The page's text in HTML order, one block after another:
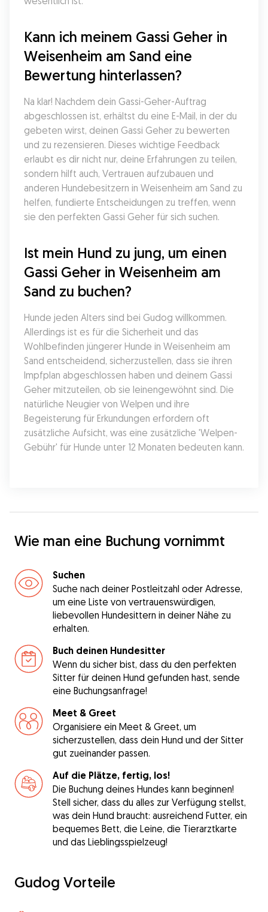
Kann ich meinem Gassi Geher in
Weisenheim am Sand eine
Bewertung hinterlassen?
Na klar! Nachdem dein Gassi-Geher-Auftrag
abgeschlossen ist, erhältst du eine E-Mail, in der du
gebeten wirst, deinen Gassi Geher zu bewerten
und zu rezensieren. Dieses wichtige Feedback
erlaubt es dir nicht nur, deine Erfahrungen zu teilen,
sondern hilft auch, Vertrauen aufzubauen und
anderen Hundebesitzern in Weisenheim am Sand zu
helfen, fundierte Entscheidungen zu treffen, wenn
sie den perfekten Gassi Geher für sich suchen.
Ist mein Hund zu jung, um einen
Gassi Geher in Weisenheim am
Sand zu buchen?
Hunde jeden Alters sind bei Gudog willkommen.
Allerdings ist es für die Sicherheit und das
Wohlbefinden jüngerer Hunde in Weisenheim am
Sand entscheidend, sicherzustellen, dass sie ihren
Impfplan abgeschlossen haben und deinem Gassi
Geher mitzuteilen, ob sie leinengewöhnt sind. Die
natürliche Neugier von Welpen und ihre
Begeisterung für Erkundungen erfordern oft
zusätzliche Aufsicht, was eine zusätzliche 'Welpen-
Gebühr' für Hunde unter 12 Monaten bedeuten kann.
Wie man eine Buchung vornimmt
Suchen
Suche nach deiner Postleitzahl oder Adresse,
um eine Liste von vertrauenswürdigen,
liebevollen Hundesittern in deiner Nähe zu
erhalten.
Buch deinen Hundesitter
Wenn du sicher bist, dass du den perfekten
Sitter für deinen Hund gefunden hast, sende
eine Buchungsanfrage!
Meet & Greet
Organisiere ein Meet & Greet, um
sicherzustellen, dass dein Hund und der Sitter
gut zueinander passen.
Auf die Plätze, fertig, los!
Die Buchung deines Hundes kann beginnen!
Stell sicher, dass du alles zur Verfügung stellst,
was dein Hund braucht: ausreichend Futter, ein
bequemes Bett, die Leine, die Tierarztkarte
und das Lieblingsspielzeug!
Gudog Vorteile